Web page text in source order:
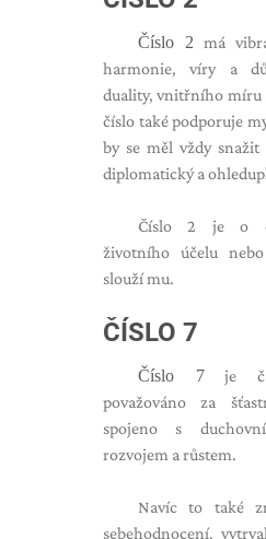
Číslo 2 má
harmonie, víry a
duality, vnitřního míru
číslo také podporuje
by se měl vždy
diplomatický a
Číslo 2 je o
životního účelu
slouží mu.
ČÍSLO 7
Číslo 7je
považováno za
spojeno s
rozvojem a růstem.
Navíc to také
sebehodnocení,